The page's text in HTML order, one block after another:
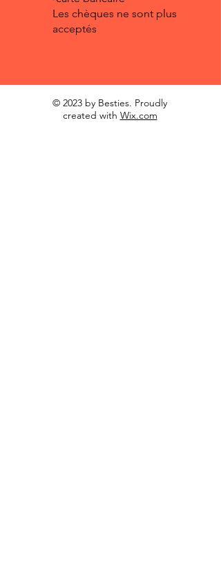
Les chèques ne sont plus
acceptés
© 2023 by Besties. Proudly
created with Wix.com